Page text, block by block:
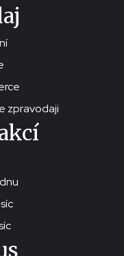
zpravodaji